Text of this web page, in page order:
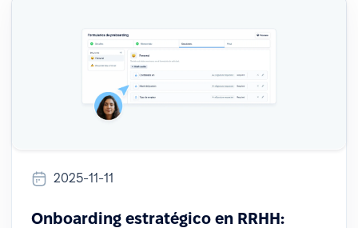
2025-11-11
Onboarding estratégico en RRHH: